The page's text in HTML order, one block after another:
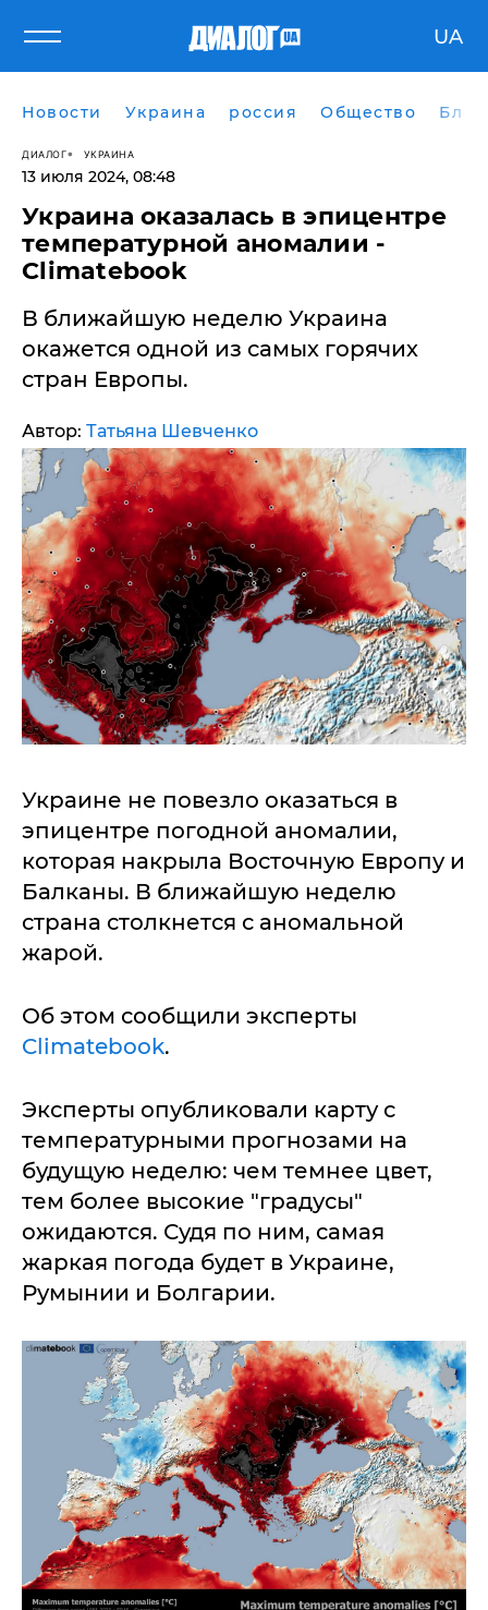
UA
Новости Украина россия Общество
ДИАЛОГ УКРАИНА
13 июля 2024, 08:48
​Украина оказалась в эпицентре
температурной аномалии -
Climatebook
В ближайшую неделю Украина
окажется одной из самых горячих
стран Европы.
Автор: Татьяна Шевченко
Украине не повезло оказаться в
эпицентре погодной аномалии,
которая накрыла Восточную Европу и
Балканы. В ближайшую неделю
страна столкнется с аномальной
жарой.
Об этом сообщили эксперты
Climatebook.
Эксперты опубликовали карту с
температурными прогнозами на
будущую неделю: чем темнее цвет,
тем более высокие "градусы"
ожидаются. Судя по ним, самая
жаркая погода будет в Украине,
Румынии и Болгарии.